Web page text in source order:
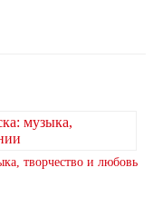
творчество и любовь